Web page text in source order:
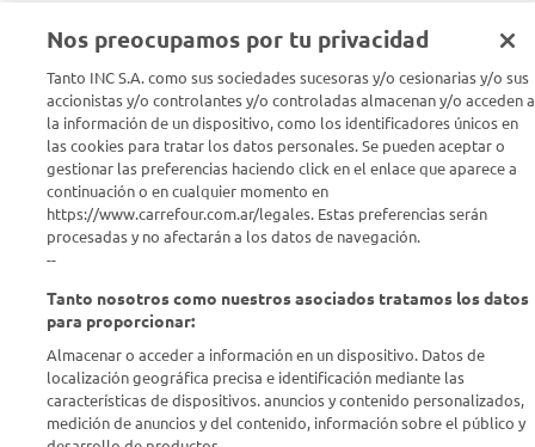
Conocenos
Info útil
Comprá Online
Enterate de nuestras ofertas
que nadie.
Provincia
ENVIAR
Nos preocupamos por tu privacidad
Tanto INC S.A. como sus sociedades sucesoras y/o cesionarias y/o sus
accionistas y/o controlantes y/o controladas almacenan y/o acceden a
la información de un dispositivo, como los identificadores únicos en
las cookies para tratar los datos personales. Se pueden aceptar o
gestionar las preferencias haciendo click en el enlace que aparece a
continuación o en cualquier momento en
https://www.carrefour.com.ar/legales. Estas preferencias serán
procesadas y no afectarán a los datos de navegación.
--
Tanto nosotros como nuestros asociados tratamos los datos
para proporcionar:
Almacenar o acceder a información en un dispositivo. Datos de
localización geográfica precisa e identificación mediante las
características de dispositivos. anuncios y contenido personalizados,
medición de anuncios y del contenido, información sobre el público y